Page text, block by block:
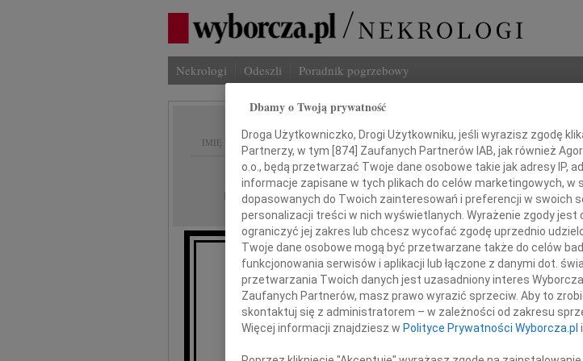
Nekrologi Odeszli Poradnik pogrzebowy
IMIĘ I NAZWISKO:
REGION: Warszawa
DATA EMISJI: 16.09.2009
Z głębokim smutkiem zawiadamiamy,
że w dniu 12 września 2009 roku
odeszła od nas
Dbamy o Twoją prywatność
Droga Użytkowniczko, Drogi Użytkowniku, jeśli wyrazisz zgodę
Partnerzy, w tym [874] Zaufanych Partnerów IAB, jak również
o.o., będą przetwarzać Twoje dane osobowe takie jak adresy IP,
informacje zapisane w tych plikach do celów marketingowych,
dopasowanych do Twoich zainteresowań i preferencji w swoich
personalizacji treści w nich wyświetlanych. Wyrażenie zgody
ograniczyć jej zakres lub chcesz wycofać zgodę uprzednio
Twoje dane osobowe mogą być przetwarzane także do celów
funkcjonowania serwisów i aplikacji lub łączone z danymi dot.
przetwarzania Twoich danych jest uzasadniony interes Wyborcza
Zaufanych Partnerów, masz prawo wyrazić sprzeciw. Aby to
skontaktuj się z administratorem – w zależności od zakresu
Więcej informacji znajdziesz w Polityce Prywatności Wyborcza.pl i